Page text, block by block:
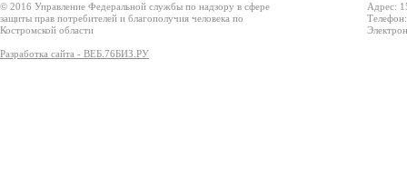
© 2016 Управление Федеральной службы по надзору в сфере
защиты прав потребителей и благополучия человека по
Костромской области
Разработка сайта - ВЕБ.76БИЗ.РУ
Адрес: